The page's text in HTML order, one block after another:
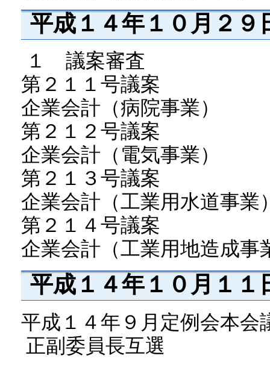
平成１４年１０月２９
１ 議案審査
第２１１号議案
企業会計（病院事業）
第２１２号議案
企業会計（電気事業）
第２１３号議案
企業会計（工業用水道事業
第２１４号議案
企業会計（工業用地造成事
平成１４年１０月１１
平成１４年９月定例会本会
正副委員長互選